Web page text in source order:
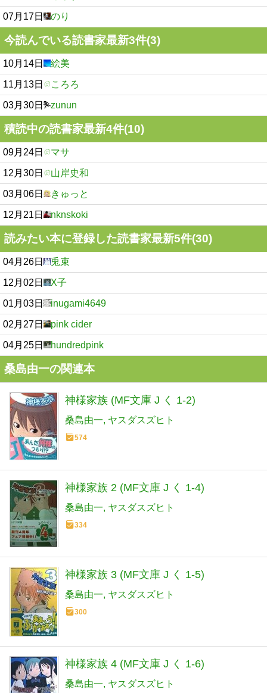
07月17日 のり
今読んでいる読書家最新3件(3)
10月14日 絵美
11月13日 ころろ
03月30日 zunun
積読中の読書家最新4件(10)
09月24日 マサ
12月30日 山岸史和
03月06日 きゅっと
12月21日 nknskoki
読みたい本に登録した読書家最新5件(30)
04月26日 兎束
12月02日 X子
01月03日 inugami4649
02月27日 pink cider
04月25日 hundredpink
桑島由一の関連本
神様家族 (MF文庫 J く 1-2)
桑島由一 ヤスダスズヒト
574
神様家族 2 (MF文庫 J く 1-4)
桑島由一 ヤスダスズヒト
334
神様家族 3 (MF文庫 J く 1-5)
桑島由一 ヤスダスズヒト
300
神様家族 4 (MF文庫 J く 1-6)
桑島由一 ヤスダスズヒト